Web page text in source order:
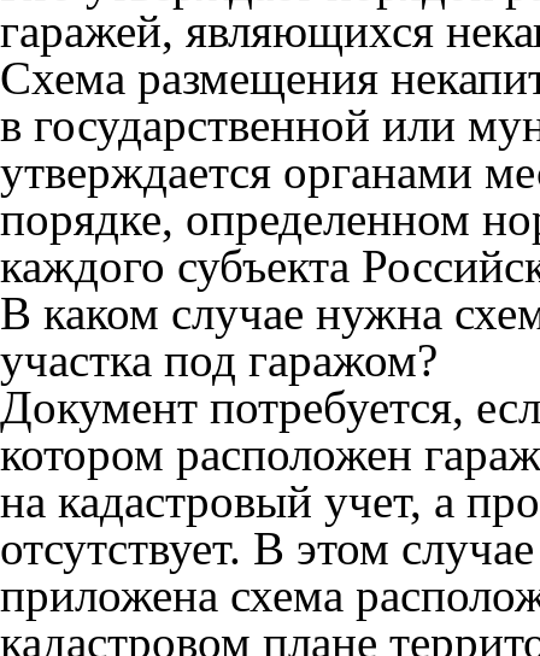
гаражей, являющихся
Схема размещения
в государственной или
утверждается органами
порядке, определенном
каждого субъекта
В каком случае нужна
участка под гаражом?
Документ потребуется,
котором расположен
на кадастровый учет, а
отсутствует. В этом
приложена схема
кадастровом плане